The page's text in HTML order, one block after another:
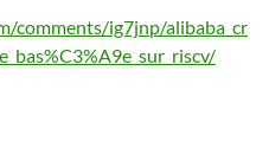
comments/ig7jnp/alibaba_cr